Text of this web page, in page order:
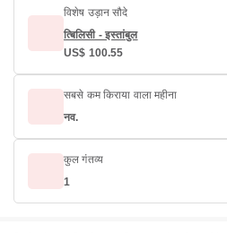
विशेष उड़ान सौदे
त्बिलिसी - इस्तांबुल
US$ 100.55
सबसे कम किराया वाला महीना
नव.
कुल गंतव्य
1